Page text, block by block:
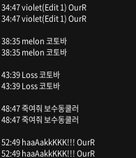
34:47 violet(Edit 1) OurR
34:47 violet(Edit 1) OurR
38:35 melon 코토바
38:35 melon 코토바
43:39 Loss 코토바
43:39 Loss 코토바
48:47 죽여줘 보수동쿨러
48:47 죽여줘 보수동쿨러
52:49 haaAakkKKK!!! OurR
52:49 haaAakkKKK!!! OurR